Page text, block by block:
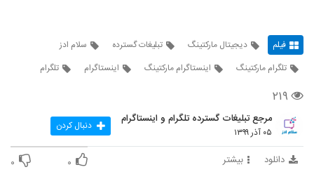
فیلم دیجیتال مارکتینگ تبلیغات گسترده
سلام ادز
تلگرام مارکتینگ
اینستاگرام مارکتینگ اینستاگرام تلگرام
۲۱۹
مرجع تبلیغات گسترده تلگرام و اینستاگرام
۰۵ آذر ۱۳۹۹ دنبال کردن
دانلود بیشتر ۰ ۰